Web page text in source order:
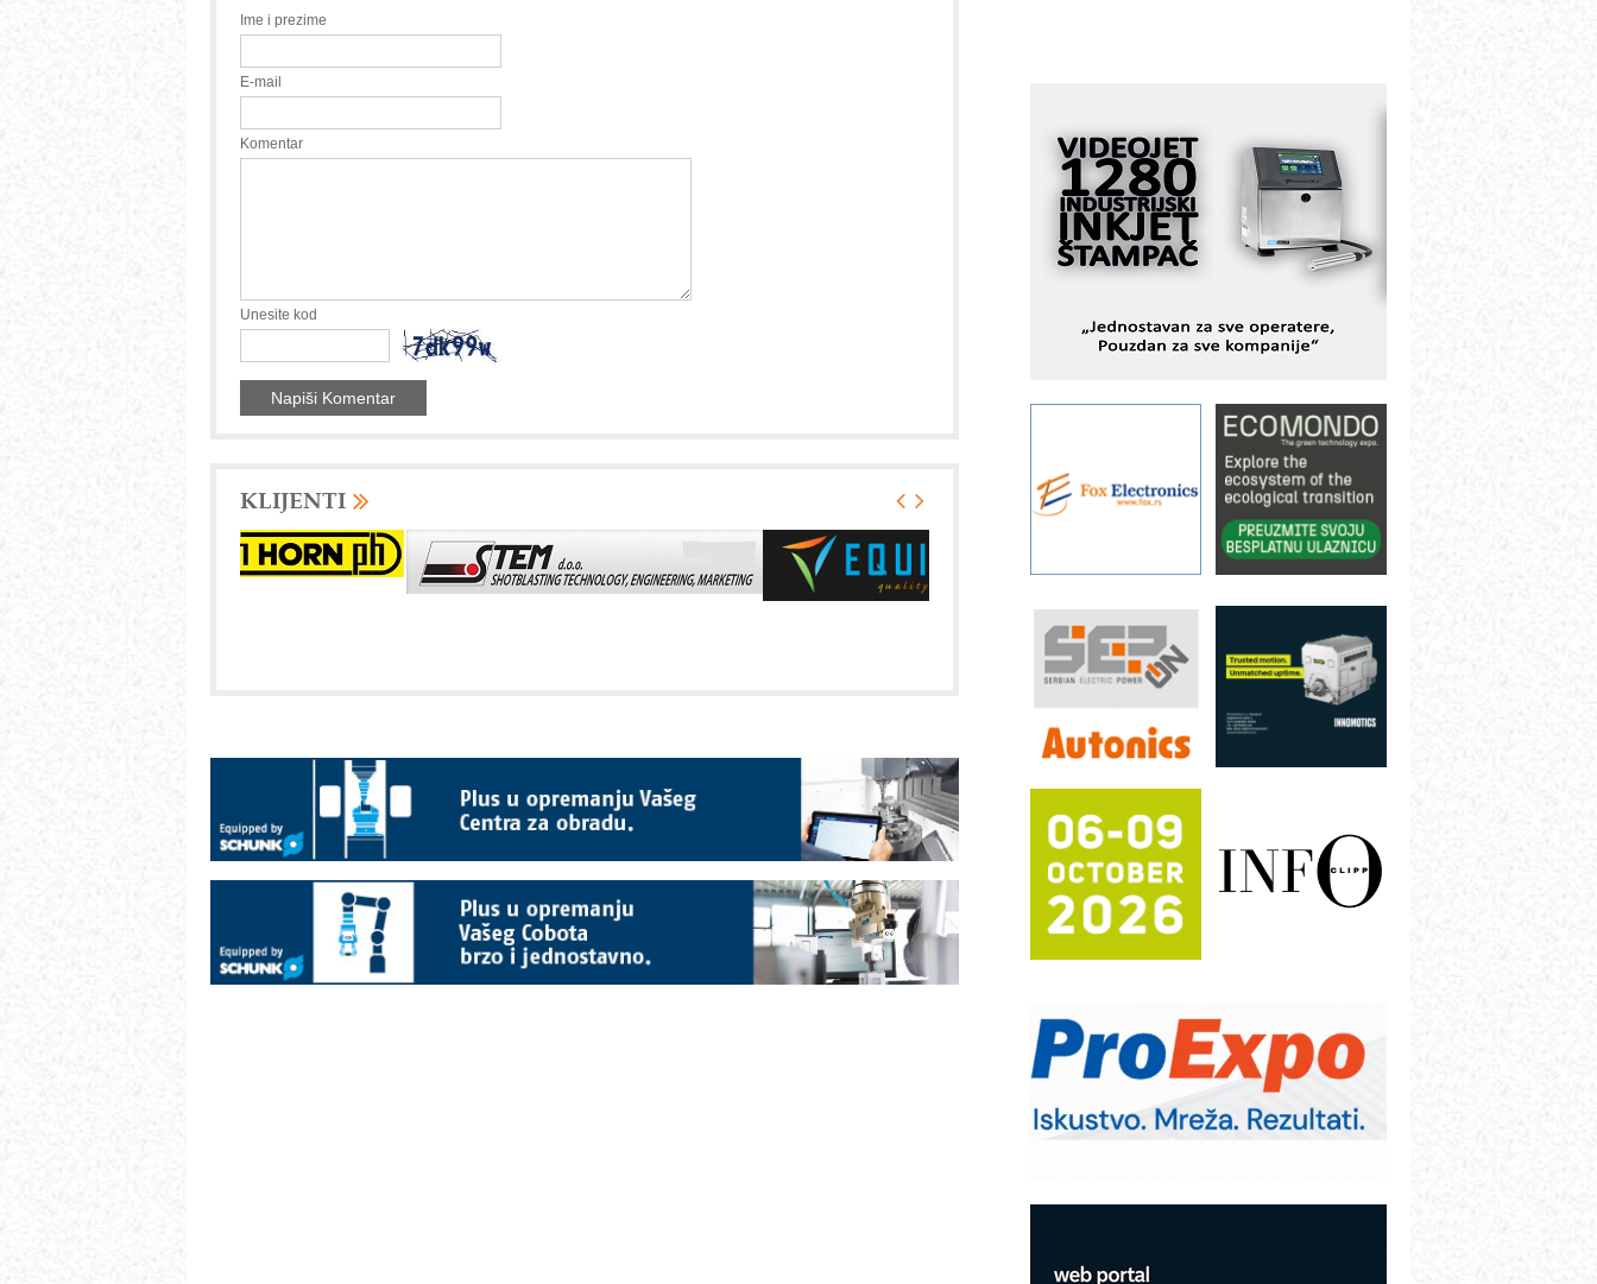
Ime i prezime
E-mail
Komentar
Unesite kod
KLIJENTI
Fleksibilno stezanje i brzo
podešavanje u proizvodnji prototipova
KIP KOP – napredna rešenja za
savremene industrijske i logističke
objekte
rešenjima
STAUFF – Komponente koje
povećavaju pouzdanost hidrauličkih
sistema
YAMADA pumpe – japanska
pouzdanost u transferu fluida
Filtration Group Industrial – Napredna
procesnim sistemima
RILINEX kompanije Rittal
FANUC: Najbolje za vašu pametnu
Efikasno upravljanje energijom
Automatizacija pakovanja · Display
(Shelf-Ready) omotnice
Potpuna efikasnost bez složenih
sistema
Trajna oznaka kao dugoročna korist
Bezbednost na prvom mestu!
– Pametna signalizacija za efikasnije
upravljanje mašinama
Mitutoyo Crysta-Apex V PLUS: Nova
era CNC merenja
mrežnog pretvarača sa tečnim
COMBYPACK